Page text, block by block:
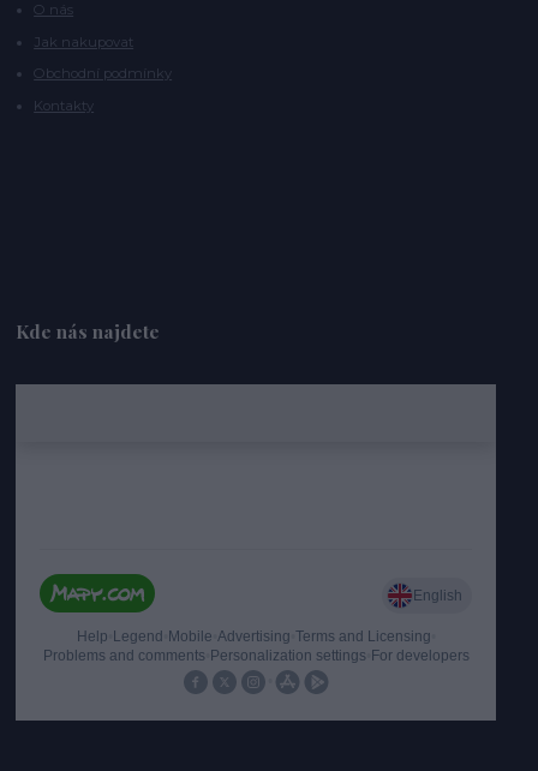
O nás
Jak nakupovat
Obchodní podmínky
Kontakty
Kde nás najdete